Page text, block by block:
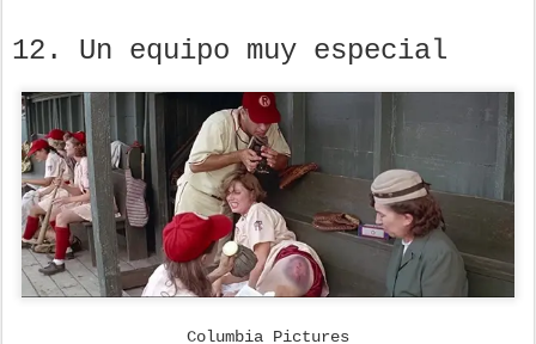
12. Un equipo muy especial
Columbia Pictures